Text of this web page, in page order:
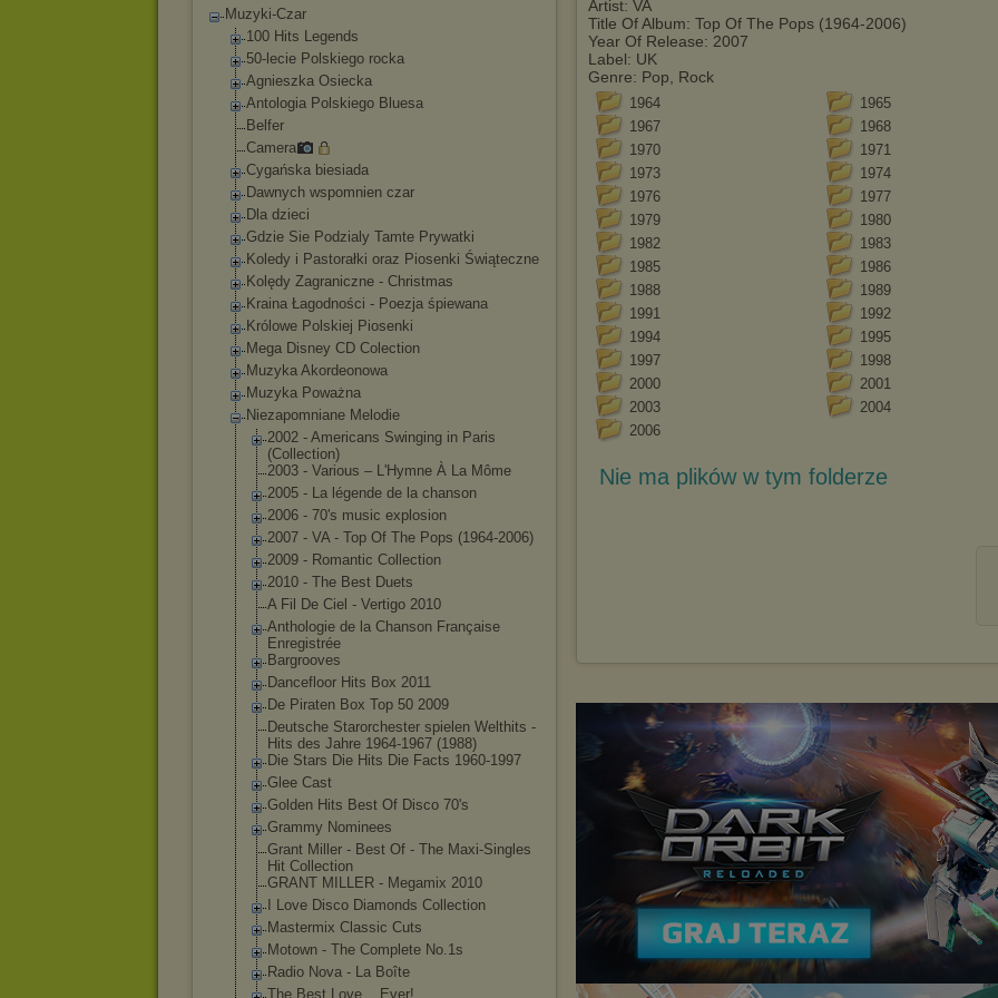
Muzyki-Czar
100 Hits Legends
50-lecie Polskiego rocka
Agnieszka Osiecka
Antologia Polskiego Bluesa
Belfer
Camera
Cygańska biesiada
Dawnych wspomnien czar
Dla dzieci
Gdzie Sie Podzialy Tamte Prywatki
Koledy i Pastorałki oraz Piosenki Świąteczne
Kolędy Zagraniczne - Christmas
Kraina Łagodności - Poezja śpiewana
Królowe Polskiej Piosenki
Mega Disney CD Colection
Muzyka Akordeonowa
Muzyka Poważna
Niezapomniane Melodie
2002 - Americans Swinging in Paris
(Collection)
2003 - Various ‎– L'Hymne À La Môme
2005 - La légende de la chanson
2006 - 70's music explosion
2007 - VA - Top Of The Pops (1964-2006)
2009 - Romantic Collection
2010 - The Best Duets
A Fil De Ciel - Vertigo 2010
Anthologie de la Chanson Française
Enregistrée
Bargrooves
Dancefloor Hits Box 2011
De Piraten Box Top 50 2009
Deutsche Starorchester spielen Welthits -
Hits des Jahre 1964-1967 (1988)
Die Stars Die Hits Die Facts 1960-1997
Glee Cast
Golden Hits Best Of Disco 70's
Grammy Nominees
Grant Miller - Best Of - The Maxi-Singles
Hit Collection
GRANT MILLER - Megamix 2010
I Love Disco Diamonds Collection
Mastermix Classic Cuts
Motown - The Complete No.1s
Radio Nova - La Boîte
The Best Love... Ever!
Artist: VA
Title Of Album: Top Of The Pops (1964-2006)
Year Of Release: 2007
Label: UK
Genre: Pop, Rock
1964
1965
1967
1968
1970
1971
1973
1974
1976
1977
1979
1980
1982
1983
1985
1986
1988
1989
1991
1992
1994
1995
1997
1998
2000
2001
2003
2004
2006
Nie ma plików w tym folderze